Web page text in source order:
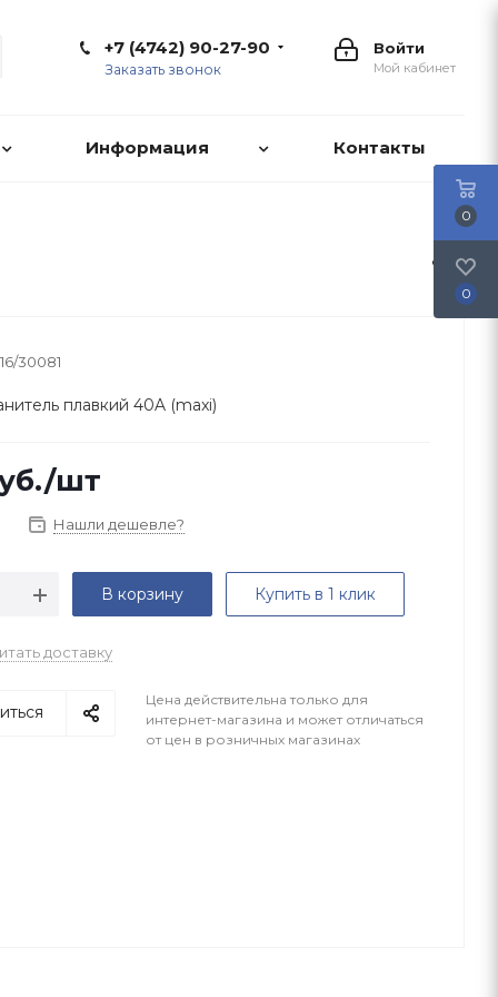
Войти
Мой кабинет
+7 (4742) 90-27-90
Заказать звонок
Информация Контакты
30081
плавкий 40A (maxi)
/шт
Нашли дешевле?
В корзину Купить в 1 клик
доставку
Цена действительна только для
интернет-магазина и может отличаться
от цен в розничных магазинах
0
0